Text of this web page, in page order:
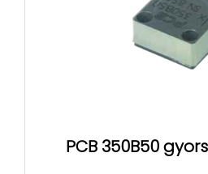
PCB 350B50